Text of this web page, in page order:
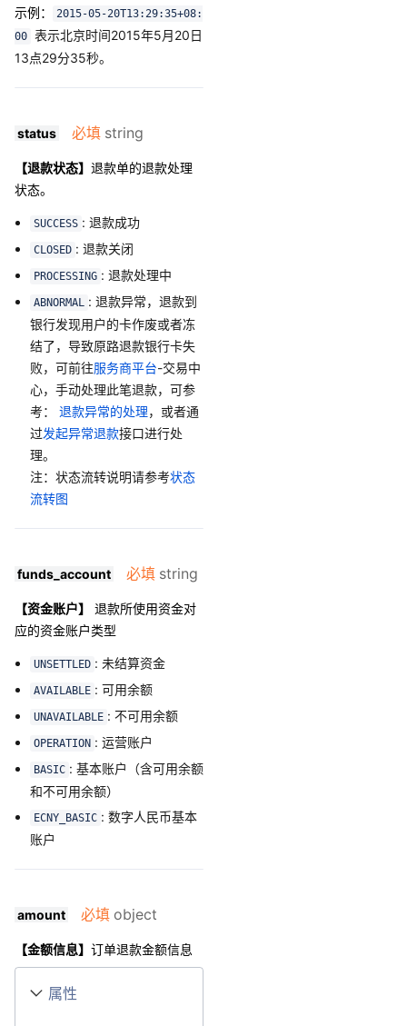
示例：
2015-05-20T13:29:35+08:
00 表示北京时间2015年5月20日
13点29分35秒。
status 必填 string
【退款状态】 退款单的退款处理
状态。
SUCCESS : 退款成功
CLOSED : 退款关闭
PROCESSING : 退款处理中
ABNORMAL : 退款异常，退款到
银行发现用户的卡作废或者冻
结了，导致原路退款银行卡失
败，可前往服务商平台-交易中
心，手动处理此笔退款，可参
考： 退款异常的处理，或者通
过发起异常退款接口进行处
理。
注：状态流转说明请参考状态
流转图
funds_account 必填 string
【资金账户】
退款所使用资金对
应的资金账户类型
UNSETTLED : 未结算资金
AVAILABLE : 可用余额
UNAVAILABLE : 不可用余额
OPERATION : 运营账户
BASIC : 基本账户（含可用余额
和不可用余额）
ECNY_BASIC : 数字人民币基本
账户
amount 必填 object
【金额信息】 订单退款金额信息
属性